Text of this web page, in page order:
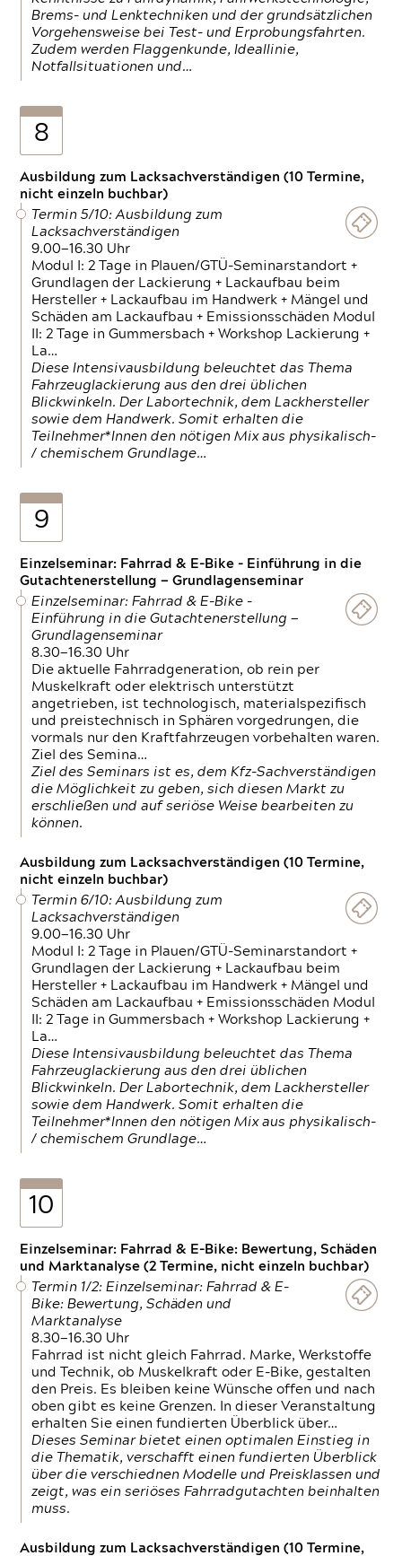
Brems- und Lenktechniken und der grundsätzlichen
Vorgehensweise bei Test- und Erprobungsfahrten.
Zudem werden Flaggenkunde, Ideallinie,
Notfallsituationen und…
8
Ausbildung zum Lacksachverständigen (10 Termine,
nicht einzeln buchbar)
Termin 5/10: Ausbildung zum
Lacksachverständigen
9.00—16.30 Uhr
Modul I: 2 Tage in Plauen/GTÜ-Seminarstandort +
Grundlagen der Lackierung + Lackaufbau beim
Hersteller + Lackaufbau im Handwerk + Mängel und
Schäden am Lackaufbau + Emissionsschäden Modul
II: 2 Tage in Gummersbach + Workshop Lackierung +
La…
Diese Intensivausbildung beleuchtet das Thema
Fahrzeuglackierung aus den drei üblichen
Blickwinkeln. Der Labortechnik, dem Lackhersteller
sowie dem Handwerk. Somit erhalten die
Teilnehmer*Innen den nötigen Mix aus physikalisch-
/ chemischem Grundlage…
9
Einzelseminar: Fahrrad & E-Bike - Einführung in die
Gutachtenerstellung — Grundlagenseminar
Einzelseminar: Fahrrad & E-Bike -
Einführung in die Gutachtenerstellung —
Grundlagenseminar
8.30—16.30 Uhr
Die aktuelle Fahrradgeneration, ob rein per
Muskelkraft oder elektrisch unterstützt
angetrieben, ist technologisch, materialspezifisch
und preistechnisch in Sphären vorgedrungen, die
vormals nur den Kraftfahrzeugen vorbehalten waren.
Ziel des Semina…
Ziel des Seminars ist es, dem Kfz-Sachverständigen
die Möglichkeit zu geben, sich diesen Markt zu
erschließen und auf seriöse Weise bearbeiten zu
können.
Ausbildung zum Lacksachverständigen (10 Termine,
nicht einzeln buchbar)
Termin 6/10: Ausbildung zum
Lacksachverständigen
9.00—16.30 Uhr
Modul I: 2 Tage in Plauen/GTÜ-Seminarstandort +
Grundlagen der Lackierung + Lackaufbau beim
Hersteller + Lackaufbau im Handwerk + Mängel und
Schäden am Lackaufbau + Emissionsschäden Modul
II: 2 Tage in Gummersbach + Workshop Lackierung +
La…
Diese Intensivausbildung beleuchtet das Thema
Fahrzeuglackierung aus den drei üblichen
Blickwinkeln. Der Labortechnik, dem Lackhersteller
sowie dem Handwerk. Somit erhalten die
Teilnehmer*Innen den nötigen Mix aus physikalisch-
/ chemischem Grundlage…
10
Einzelseminar: Fahrrad & E-Bike: Bewertung, Schäden
und Marktanalyse (2 Termine, nicht einzeln buchbar)
Termin 1/2: Einzelseminar: Fahrrad & E-
Bike: Bewertung, Schäden und
Marktanalyse
8.30—16.30 Uhr
Fahrrad ist nicht gleich Fahrrad. Marke, Werkstoffe
und Technik, ob Muskelkraft oder E-Bike, gestalten
den Preis. Es bleiben keine Wünsche offen und nach
oben gibt es keine Grenzen. In dieser Veranstaltung
erhalten Sie einen fundierten Überblick über…
Dieses Seminar bietet einen optimalen Einstieg in
die Thematik, verschafft einen fundierten Überblick
über die verschiednen Modelle und Preisklassen und
zeigt, was ein seriöses Fahrradgutachten beinhalten
muss.
Ausbildung zum Lacksachverständigen (10 Termine,